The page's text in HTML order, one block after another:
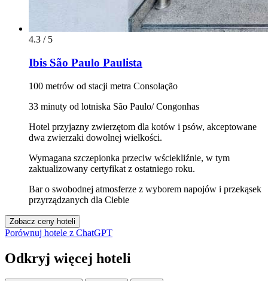
4.3 / 5
Ibis São Paulo Paulista
100 metrów od stacji metra Consolação
33 minuty od lotniska São Paulo/ Congonhas
Hotel przyjazny zwierzętom dla kotów i psów, akceptowane
dwa zwierzaki dowolnej wielkości.
Wymagana szczepionka przeciw wściekliźnie, w tym
zaktualizowany certyfikat z ostatniego roku.
Bar o swobodnej atmosferze z wyborem napojów i przekąsek
przyrządzanych dla Ciebie
Zobacz ceny hoteli
Porównuj hotele z ChatGPT
Odkryj więcej hoteli